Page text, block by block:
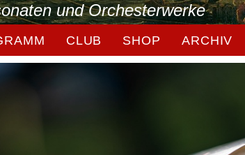
und Orchesterwerke
CLUB SHOP ARCHIV